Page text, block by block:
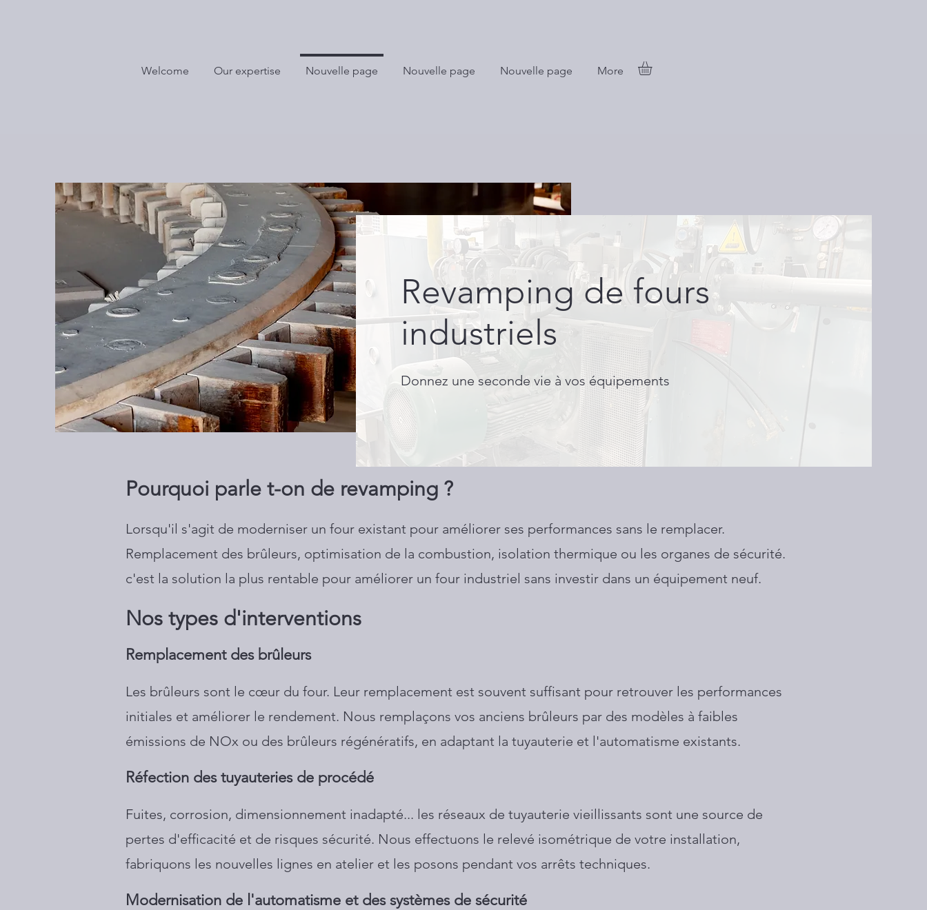
Welcome Our expertise Nouvelle page Nouvelle page Nouvelle page More
Revamping de fours
industriels
Donnez une seconde vie à vos équipements
Pourquoi parle t-on de revamping ?
Lorsqu'il s'agit de moderniser un four existant pour améliorer ses performances sans le remplacer.
Remplacement des brûleurs, optimisation de la combustion, isolation thermique ou les organes de sécurité.
c'est la solution la plus rentable pour améliorer un four industriel sans investir dans un équipement neuf.
Nos types d'interventions
Remplacement des brûleurs
Les brûleurs sont le cœur du four. Leur remplacement est souvent suffisant pour retrouver les performances
initiales et améliorer le rendement. Nous remplaçons vos anciens brûleurs par des modèles à faibles
émissions de NOx ou des brûleurs régénératifs, en adaptant la tuyauterie et l'automatisme existants.
Réfection des tuyauteries de procédé
Fuites, corrosion, dimensionnement inadapté... les réseaux de tuyauterie vieillissants sont une source de
pertes d'efficacité et de risques sécurité. Nous effectuons le relevé isométrique de votre installation,
fabriquons les nouvelles lignes en atelier et les posons pendant vos arrêts techniques.
Modernisation de l'automatisme et des systèmes de sécurité